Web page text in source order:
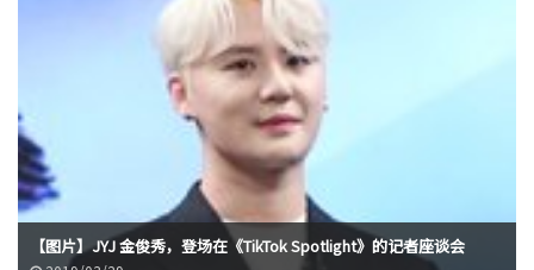
【图片】JYJ 金俊秀，登场在《TikTok Spotlight》的记者座谈会